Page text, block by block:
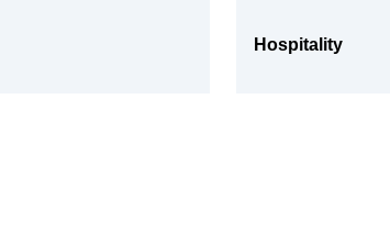
Hospitality